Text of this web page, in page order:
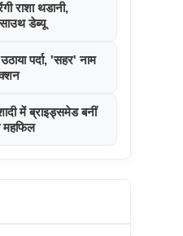
राशा थडानी,
डेब्यू
पर्दा, 'सहर' नाम
में ब्राइड्समेड बनीं